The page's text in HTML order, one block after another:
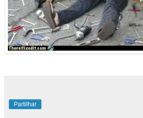
Partilhar